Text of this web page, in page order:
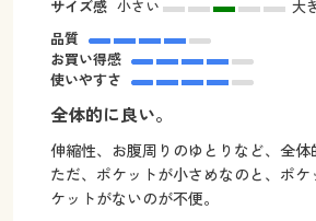
サイズ感 小さい
大
品質
お買い得感
使いやすさ
全体的に良い。
伸縮性、お腹周りのゆとりなど、全体
ただ、ポケットが小さめなのと、ポ
ケットがないのが不便。